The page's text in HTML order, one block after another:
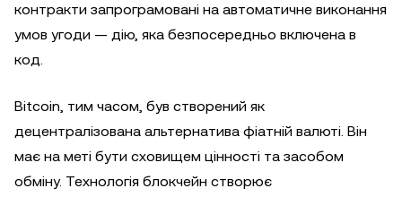
контракти запрограмовані на автоматичне виконання
умов угоди — дію, яка безпосередньо включена в
код.
Bitcoin, тим часом, був створений як
децентралізована альтернатива фіатній валюті. Він
має на меті бути сховищем цінності та засобом
обміну. Технологія блокчейн створює